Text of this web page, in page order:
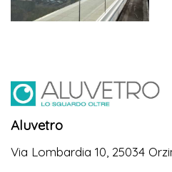
Aluvetro
Via Lombardia 10, 25034